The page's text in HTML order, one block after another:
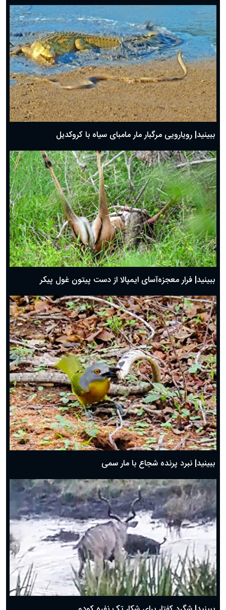
ببینید| رویارویی مرگبار مار مامبای سیاه با کروکدیل
ببینید| فرار معجزه‌آسای ایمپالا از دست پیتون غول پیکر
ببینید| نبرد پرنده شجاع با مار سمی